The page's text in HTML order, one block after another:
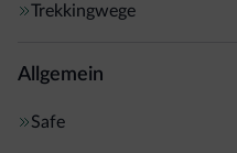
Trekkingwege
Allgemein
Safe